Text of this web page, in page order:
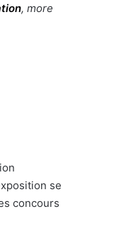
, more
se
concours